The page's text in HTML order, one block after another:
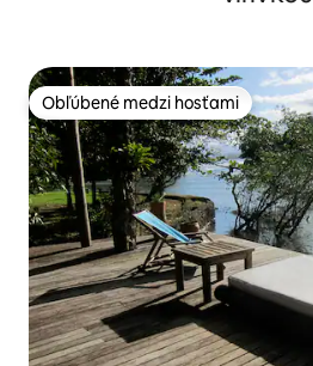
Obľúbené medzi hosťami
Obľúbené medzi hosťami